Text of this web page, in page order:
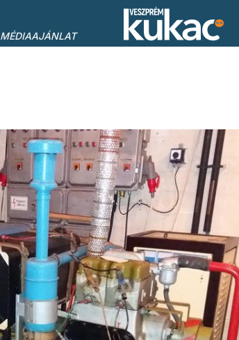
MÉDIAAJÁNLAT